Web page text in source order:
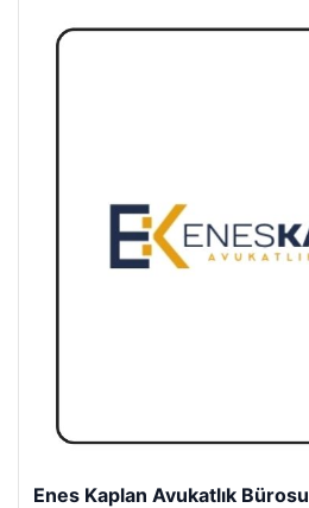
Enes Kaplan Avukatlık Bürosu